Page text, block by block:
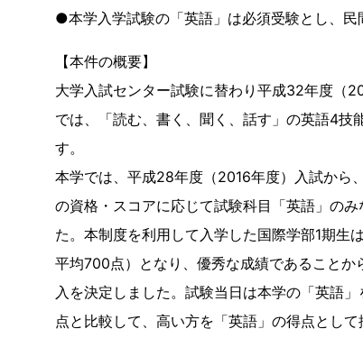
●本学入学試験の「英語」は必須受験とし、
【本件の概要】
大学入試センター試験に替わり平成32年度（
では、「読む、書く、聞く、話す」の英語4技
す。
本学では、平成28年度（2016年度）入試から
の資格・スコアに応じて試験科目「英語」の
た。本制度を利用して入学した国際学部1期生
平均700点）となり、優秀な成績であること
入を決定しました。試験当日は本学の「英語
点と比較して、高い方を「英語」の得点とし